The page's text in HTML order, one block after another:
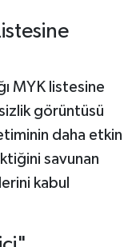
MYK listesine
görüntüsü
daha etkin
savunan
kabul